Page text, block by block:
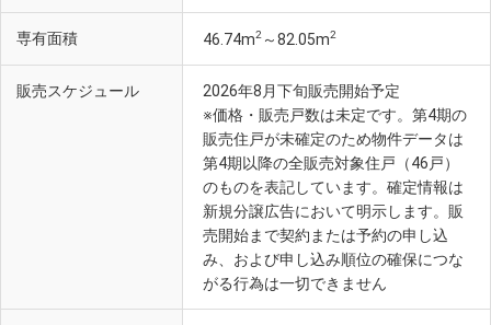
専有面積 46.74m2 ～82.05m2
販売スケジュール
2026年8月下旬販売開始予定
※価格・販売戸数は未定です。第4期の
販売住戸が未確定のため物件データは
第4期以降の全販売対象住戸（46戸）
のものを表記しています。確定情報は
新規分譲広告において明示します。販
売開始まで契約または予約の申し込
み、および申し込み順位の確保につな
がる行為は一切できません